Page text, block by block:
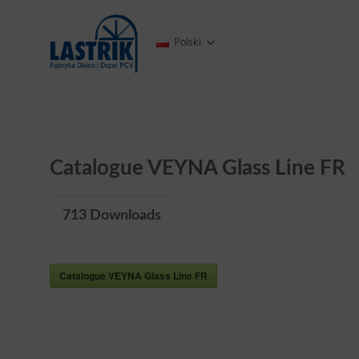
Polski
Catalogue VEYNA Glass Line FR
713 Downloads
Catalogue VEYNA Glass Line FR